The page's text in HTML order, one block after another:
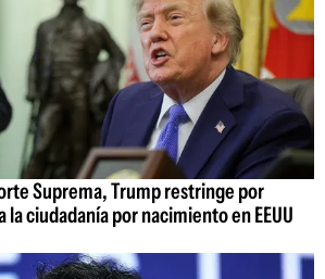
Suprema, Trump restringe por
ciudadanía por nacimiento en EEUU